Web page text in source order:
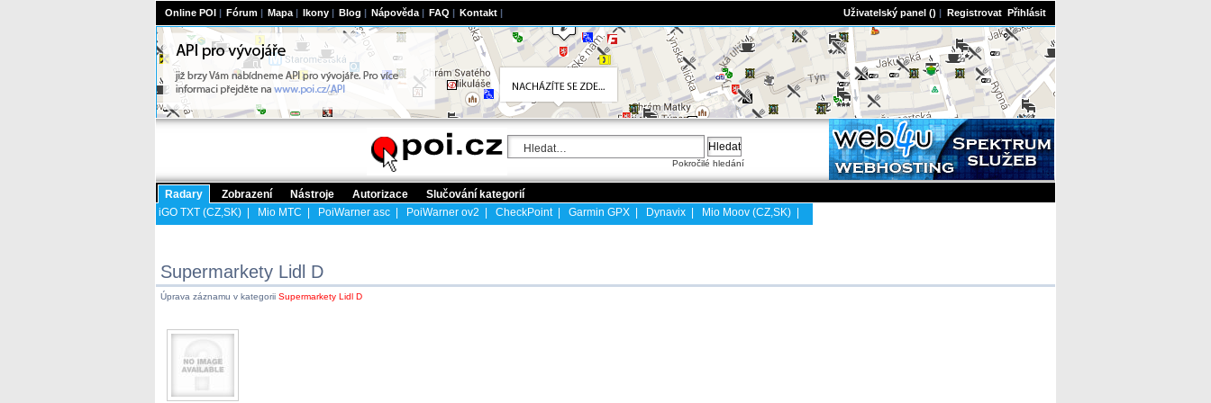
Online POI | Fórum | Mapa | Ikony | Blog | Nápověda | FAQ | Kontakt | Uživatelský panel () | Registrovat Přihlásit
Pokročilé hledání
Radary Zobrazení Nástroje Autorizace
Slučování kategorií
iGO TXT (CZ,SK)
Mio MTC PoiWarner asc PoiWarner ov2 CheckPoint| Garmin GPX Dynavix Mio Moov (CZ,SK)
Supermarkety Lidl D
Úprava záznamu v kategorii Supermarkety Lidl D